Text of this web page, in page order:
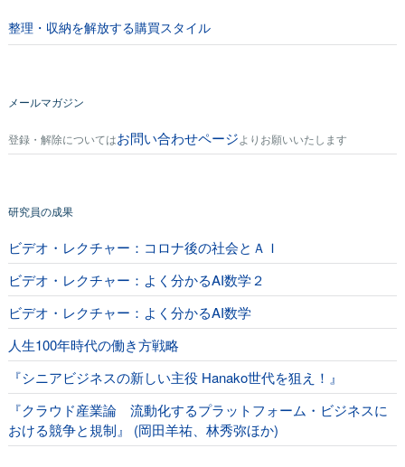
整理・収納を解放する購買スタイル
メールマガジン
登録・解除についてはお問い合わせページ よりお願いいたします
研究員の成果
ビデオ・レクチャー：コロナ後の社会とＡＩ
ビデオ・レクチャー：よく分かるAI数学２
ビデオ・レクチャー：よく分かるAI数学
人生100年時代の働き方戦略
『シニアビジネスの新しい主役 Hanako世代を狙え！』
『クラウド産業論 流動化するプラットフォーム・ビジネスに
おける競争と規制』 (岡田羊祐、林秀弥ほか)